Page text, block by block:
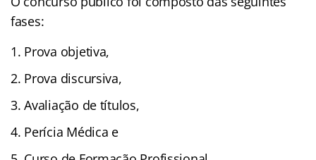
fases:
Prova objetiva,
Prova discursiva,
Avaliação de títulos,
Perícia Médica e